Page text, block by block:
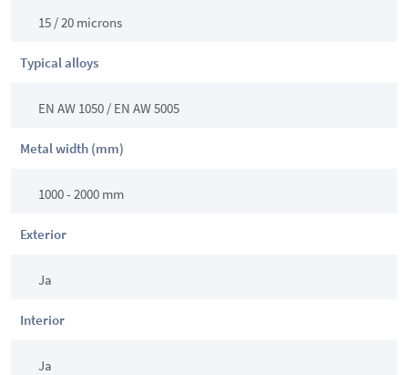
15 / 20 microns
Typical alloys
EN AW 1050 / EN AW 5005
Metal width (mm)
1000 - 2000 mm
Exterior
Ja
Interior
Ja